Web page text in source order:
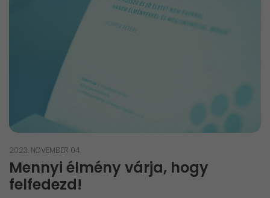
2023. NOVEMBER 04.
Mennyi élmény várja, hogy
felfedezd!